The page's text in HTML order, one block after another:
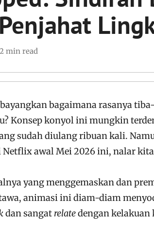
2 min read
bagaimana rasanya
Konsep konyol ini mungkin
sudah diulang ribuan kali.
awal Mei 2026 ini, nalar
yang menggemaskan dan
animasi ini diam-diam
dan sangat relatedengan